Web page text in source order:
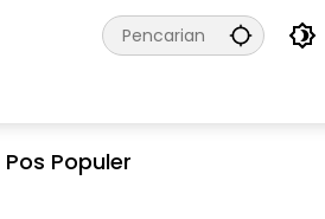
Pos Populer